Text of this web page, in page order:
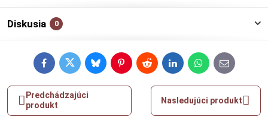
Diskusia 0
FacebookTwitterBlueskyPinterestRedditLinkedInWhatsApp
E-
mail
Predchádzajúci
produkt
Nasledujúci produkt